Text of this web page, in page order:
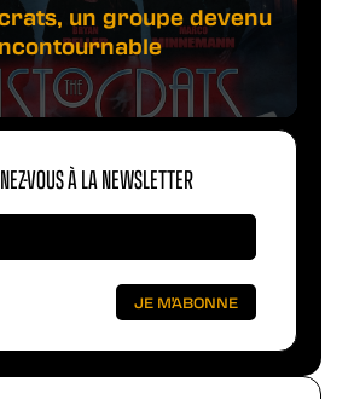
un groupe devenu
VOUS À LA NEWSLETTER